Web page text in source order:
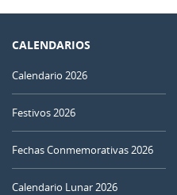
CALENDARIOS
Calendario 2026
Festivos 2026
Fechas Conmemorativas 2026
Calendario Lunar 2026